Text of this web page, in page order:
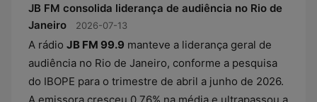
JB FM consolida liderança de audiência no Rio de
Janeiro
2026-07-13
A rádio JB FM 99.9 manteve a liderança geral de
audiência no Rio de Janeiro, conforme a pesquisa
do IBOPE para o trimestre de abril a junho de 2026.